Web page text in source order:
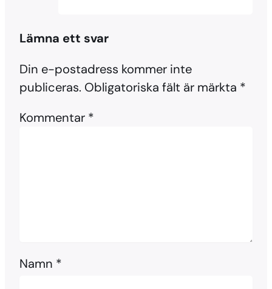
Lämna ett svar
Din e-postadress kommer inte
publiceras. Obligatoriska fält är märkta *
Kommentar *
Namn *